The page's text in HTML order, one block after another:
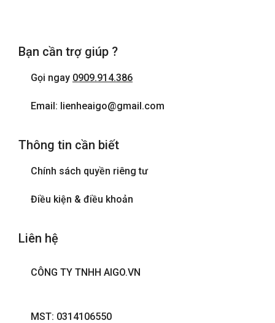
Bạn cần trợ giúp ?
Gọi ngay 0909.914.386
Email: lienheaigo@gmail.com
Thông tin cần biết
Chính sách quyền riêng tư
Điều kiện & điều khoản
Liên hệ
CÔNG TY TNHH AIGO.VN
MST: 0314106550